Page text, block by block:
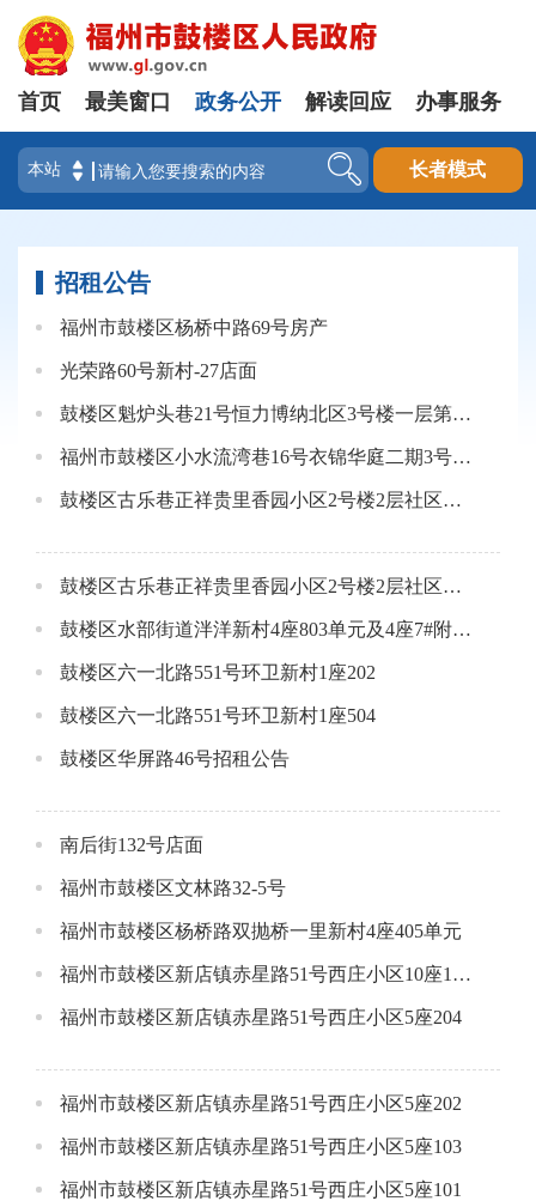
登录
首页 最美窗口 政务公开 解读回应 办事服务
长者模式
招租公告
福州市鼓楼区杨桥中路69号房产
光荣路60号新村-27店面
鼓楼区魁炉头巷21号恒力博纳北区3号楼一层第一间公开招租公告
福州市鼓楼区小水流湾巷16号衣锦华庭二期3号楼一层店面（大间）
鼓楼区古乐巷正祥贵里香园小区2号楼2层社区配套用房A（东侧）
鼓楼区古乐巷正祥贵里香园小区2号楼2层社区配套用房B(西侧）
鼓楼区水部街道泮洋新村4座803单元及4座7#附属间
鼓楼区六一北路551号环卫新村1座202
鼓楼区六一北路551号环卫新村1座504
鼓楼区华屏路46号招租公告
南后街132号店面
福州市鼓楼区文林路32-5号
福州市鼓楼区杨桥路双抛桥一里新村4座405单元
福州市鼓楼区新店镇赤星路51号西庄小区10座1801
福州市鼓楼区新店镇赤星路51号西庄小区5座204
福州市鼓楼区新店镇赤星路51号西庄小区5座202
福州市鼓楼区新店镇赤星路51号西庄小区5座103
福州市鼓楼区新店镇赤星路51号西庄小区5座101